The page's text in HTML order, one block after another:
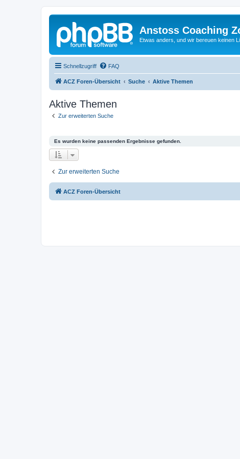
Anstoss Coaching
Etwas anders, und wir bereuen keinen
Schnellzugriff FAQ
ACZ Foren-Übersicht Suche Aktive Themen
Aktive Themen
Zur erweiterten Suche
Es wurden keine passenden Ergebnisse gefunden.
Zur erweiterten Suche
ACZ Foren-Übersicht